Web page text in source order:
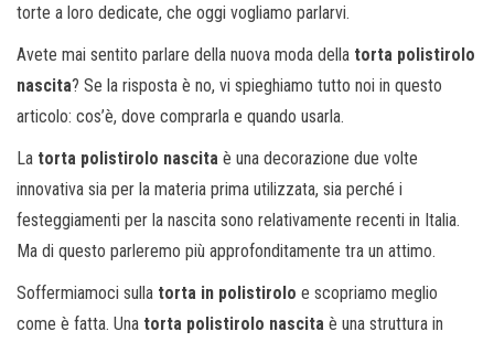
torte a loro dedicate, che oggi vogliamo parlarvi.
Avete mai sentito parlare della nuova moda della torta polistirolo
nascita? Se la risposta è no, vi spieghiamo tutto noi in questo
articolo: cos’è, dove comprarla e quando usarla.
La torta polistirolo nascita è una decorazione due volte
innovativa sia per la materia prima utilizzata, sia perché i
festeggiamenti per la nascita sono relativamente recenti in Italia.
Ma di questo parleremo più approfonditamente tra un attimo.
Soffermiamoci sulla torta in polistirolo e scopriamo meglio
come è fatta. Una torta polistirolo nascita è una struttura in